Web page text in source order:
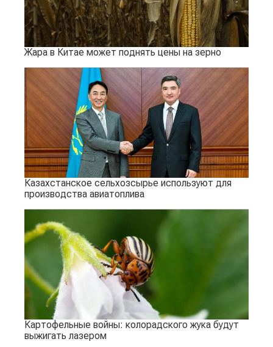
Жара в Китае может поднять цены на зерно
Казахстанское сельхозсырье используют для
производства авиатоплива
Картофельные войны: колорадского жука будут
выжигать лазером